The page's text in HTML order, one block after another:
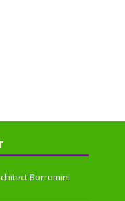
Borromini